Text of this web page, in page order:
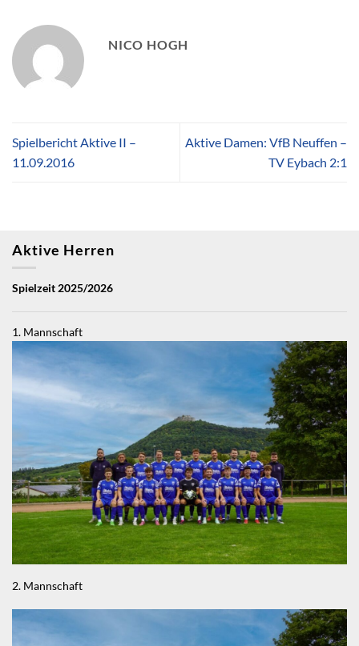
NICO HOGH
Spielbericht Aktive II –
11.09.2016
Aktive Damen: VfB Neuffen –
TV Eybach 2:1
Aktive Herren
Spielzeit 2025/2026
1. Mannschaft
2. Mannschaft